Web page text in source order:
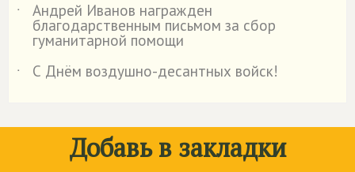
˙
Андрей Иванов награжден
благодарственным письмом за сбор
гуманитарной помощи
˙
С Днём воздушно-десантных войск!
Добавь в закладки